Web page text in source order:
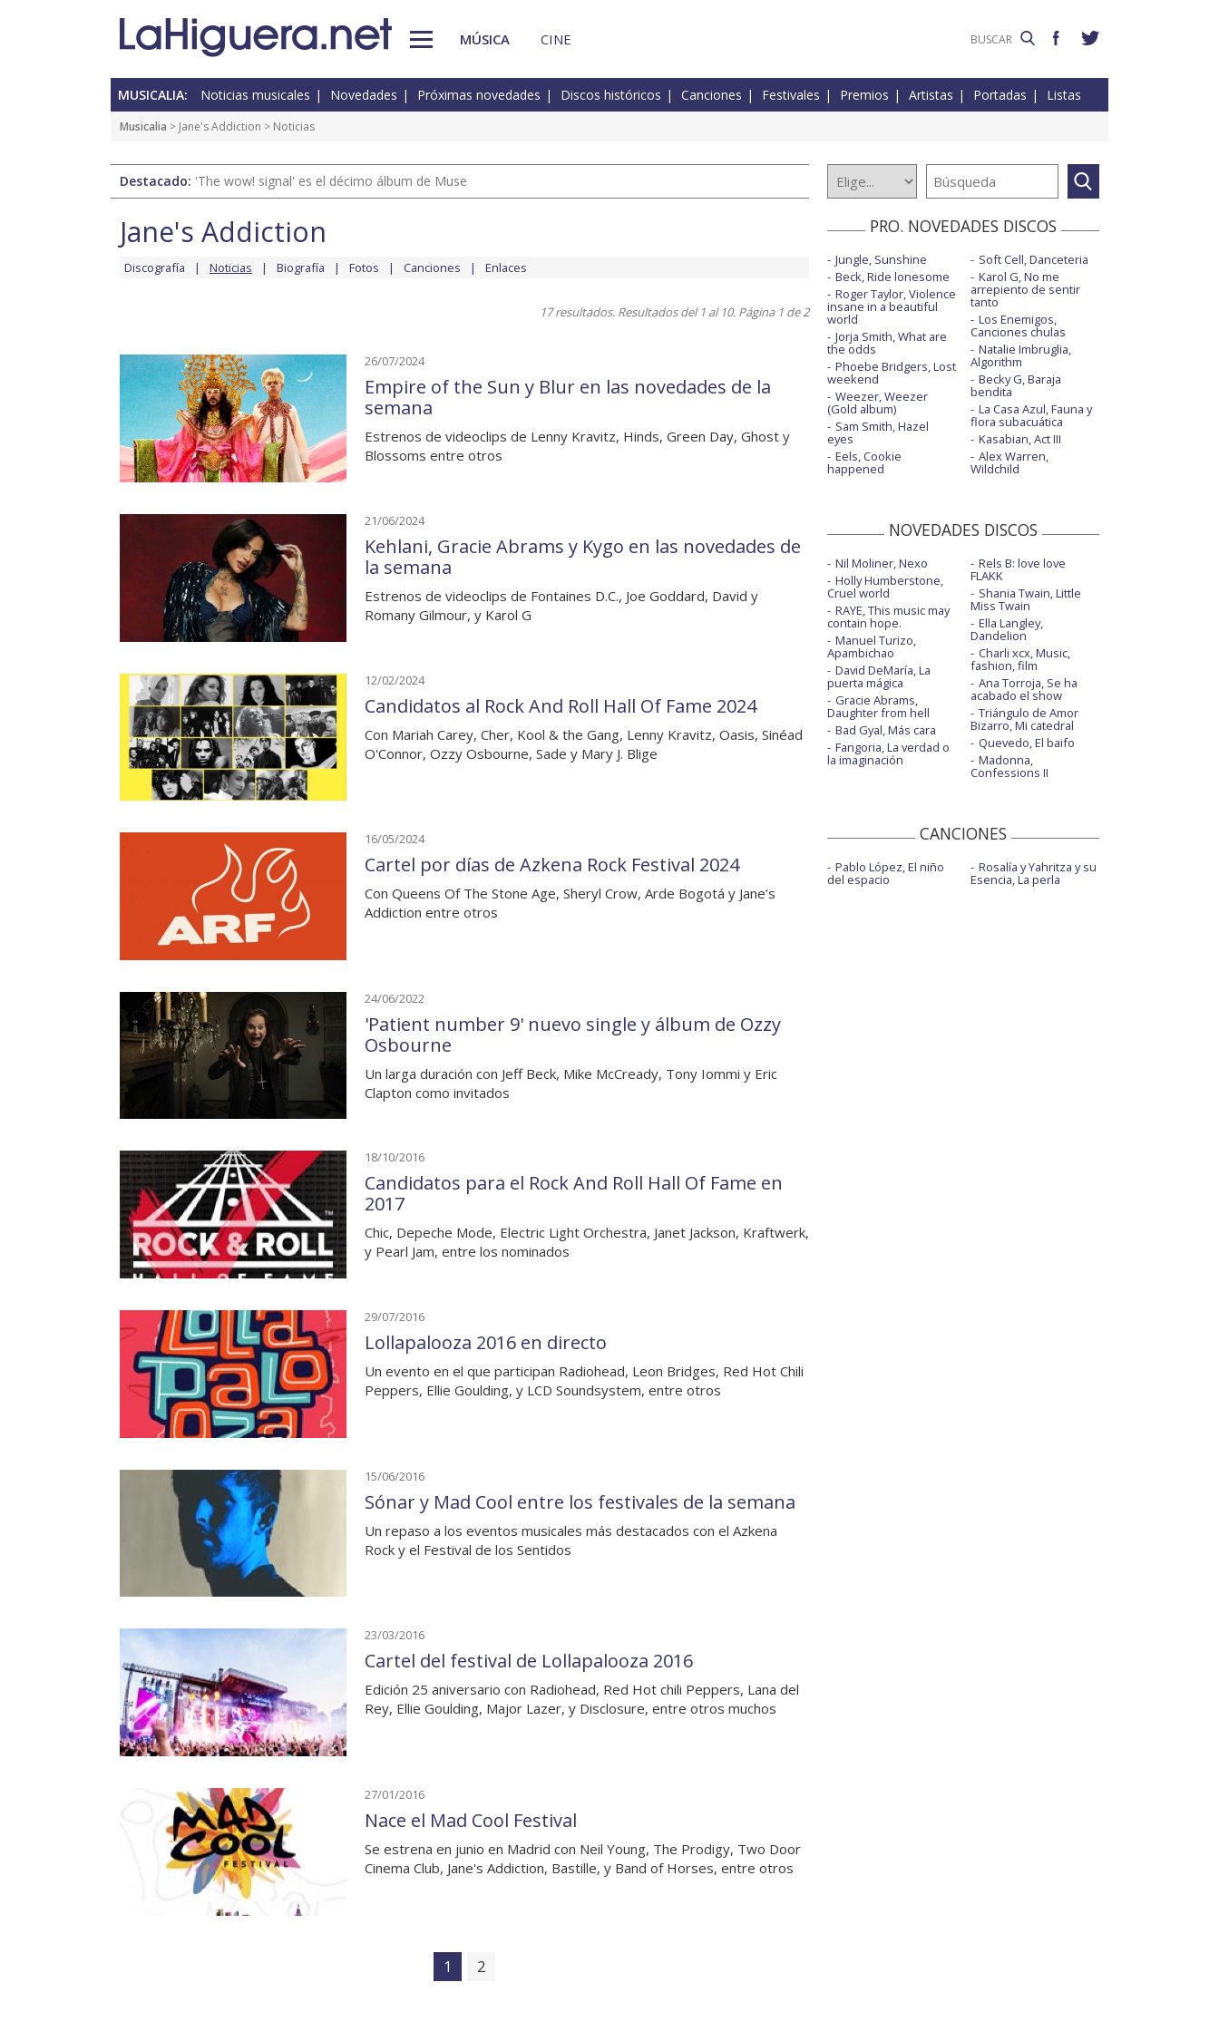
MÚSICA CINE
MUSICALIA: Noticias musicales Novedades Próximas novedades Discos históricos Canciones Festivales Premios Artistas Portadas Listas
Musicalia > Jane's Addiction > Noticias
Destacado: 'The wow! signal' es el décimo álbum de Muse
Jane's Addiction
Discografía Noticias Biografía Fotos Canciones Enlaces
17 resultados. Resultados del 1 al 10. Página 1 de 2
26/07/2024
Empire of the Sun y Blur en las novedades de la
semana
Estrenos de videoclips de Lenny Kravitz, Hinds, Green Day, Ghost y
Blossoms entre otros
21/06/2024
Kehlani, Gracie Abrams y Kygo en las novedades de
la semana
Estrenos de videoclips de Fontaines D.C., Joe Goddard, David y
Romany Gilmour, y Karol G
12/02/2024
Candidatos al Rock And Roll Hall Of Fame 2024
Con Mariah Carey, Cher, Kool & the Gang, Lenny Kravitz, Oasis, Sinéad
O'Connor, Ozzy Osbourne, Sade y Mary J. Blige
16/05/2024
Cartel por días de Azkena Rock Festival 2024
Con Queens Of The Stone Age, Sheryl Crow, Arde Bogotá y Jane’s
Addiction entre otros
24/06/2022
'Patient number 9' nuevo single y álbum de Ozzy
Osbourne
Un larga duración con Jeff Beck, Mike McCready, Tony Iommi y Eric
Clapton como invitados
18/10/2016
Candidatos para el Rock And Roll Hall Of Fame en
2017
Chic, Depeche Mode, Electric Light Orchestra, Janet Jackson, Kraftwerk,
y Pearl Jam, entre los nominados
29/07/2016
Lollapalooza 2016 en directo
Un evento en el que participan Radiohead, Leon Bridges, Red Hot Chili
Peppers, Ellie Goulding, y LCD Soundsystem, entre otros
15/06/2016
Sónar y Mad Cool entre los festivales de la semana
Un repaso a los eventos musicales más destacados con el Azkena
Rock y el Festival de los Sentidos
23/03/2016
Cartel del festival de Lollapalooza 2016
Edición 25 aniversario con Radiohead, Red Hot chili Peppers, Lana del
Rey, Ellie Goulding, Major Lazer, y Disclosure, entre otros muchos
27/01/2016
Nace el Mad Cool Festival
Se estrena en junio en Madrid con Neil Young, The Prodigy, Two Door
Cinema Club, Jane's Addiction, Bastille, y Band of Horses, entre otros
1 2
PRO. NOVEDADES DISCOS
Jungle, Sunshine
Beck, Ride lonesome
Roger Taylor, Violence
insane in a beautiful
world
Jorja Smith, What are
the odds
Phoebe Bridgers, Lost
weekend
Weezer, Weezer
(Gold album)
Sam Smith, Hazel
eyes
Eels, Cookie
happened
Soft Cell, Danceteria
Karol G, No me
arrepiento de sentir
tanto
Los Enemigos,
Canciones chulas
Natalie Imbruglia,
Algorithm
Becky G, Baraja
bendita
La Casa Azul, Fauna y
flora subacuática
Kasabian, Act III
Alex Warren,
Wildchild
NOVEDADES DISCOS
Nil Moliner, Nexo
Holly Humberstone,
Cruel world
RAYE, This music may
contain hope.
Manuel Turizo,
Apambichao
David DeMaría, La
puerta mágica
Gracie Abrams,
Daughter from hell
Bad Gyal, Más cara
Fangoria, La verdad o
la imaginación
Rels B: love love
FLAKK
Shania Twain, Little
Miss Twain
Ella Langley,
Dandelion
Charli xcx, Music,
fashion, film
Ana Torroja, Se ha
acabado el show
Triángulo de Amor
Bizarro, Mi catedral
Quevedo, El baifo
Madonna,
Confessions II
CANCIONES
Pablo López, El niño
del espacio
Rosalía y Yahritza y su
Esencia, La perla